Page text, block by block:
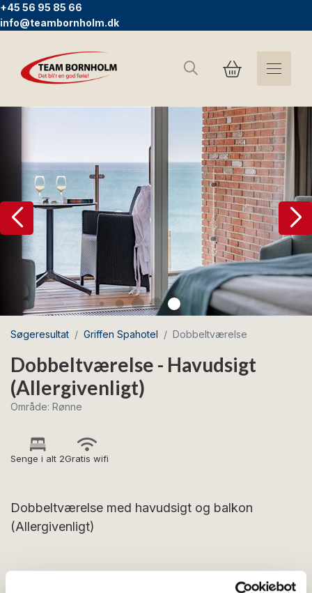
+45 56 95 85 66
info@teambornholm.dk
Søg
Søgeresultat Griffen Spahotel Dobbeltværelse
Dobbeltværelse - Havudsigt
(Allergivenligt)
Område: Rønne
Senge i alt 2Gratis wifi
Dobbeltværelse med havudsigt og balkon
(Allergivenligt)